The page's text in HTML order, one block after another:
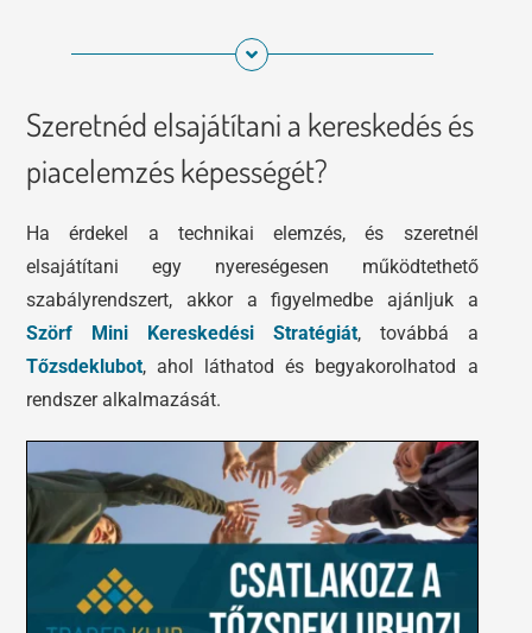
Szeretnéd elsajátítani a kereskedés és
piacelemzés képességét?
Ha érdekel a technikai elemzés, és szeretnél
elsajátítani egy nyereségesen működtethető
szabályrendszert, akkor a figyelmedbe ajánljuk a
Szörf Mini Kereskedési Stratégiát, továbbá a
Tőzsdeklubot, ahol láthatod és begyakorolhatod a
rendszer alkalmazását.